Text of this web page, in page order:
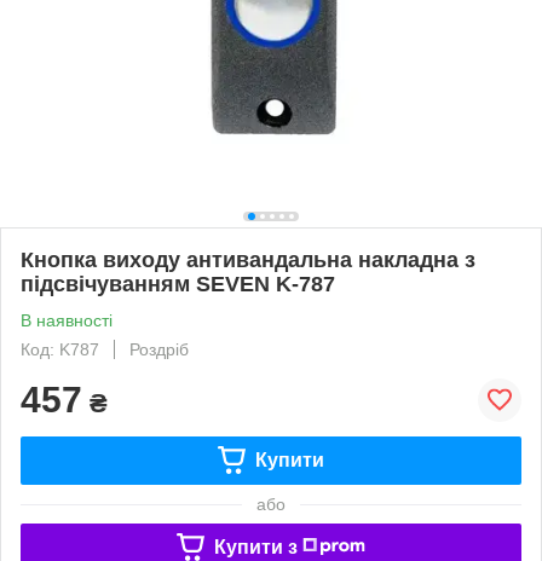
Кнопка виходу антивандальна накладна з
підсвічуванням SEVEN K-787
В наявності
Код: K787
Роздріб
457 ₴
Купити
або
Купити з